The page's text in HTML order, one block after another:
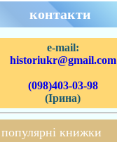
контакти
e-mail:
historiukr@gmail.com
(098)403-03-98
(Ірина)
популярні книжки